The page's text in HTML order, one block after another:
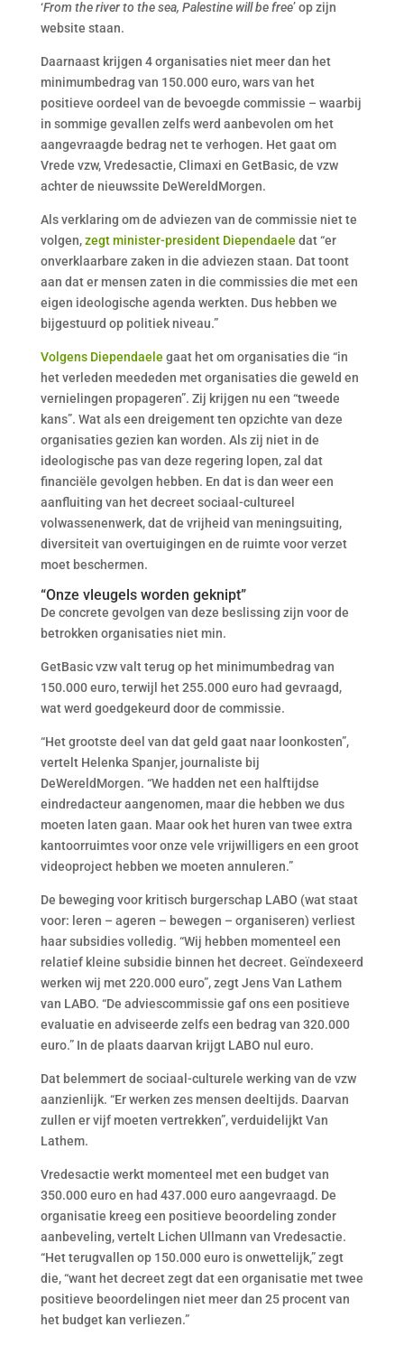
‘From the river to the sea, Palestine will be free’ op zijn
website staan.
Daarnaast krijgen 4 organisaties niet meer dan het
minimumbedrag van 150.000 euro, wars van het
positieve oordeel van de bevoegde commissie – waarbij
in sommige gevallen zelfs werd aanbevolen om het
aangevraagde bedrag net te verhogen. Het gaat om
Vrede vzw, Vredesactie, Climaxi en GetBasic, de vzw
achter de nieuwssite DeWereldMorgen.
Als verklaring om de adviezen van de commissie niet te
volgen,zegt minister-president Diependaele dat “er
onverklaarbare zaken in die adviezen staan. Dat toont
aan dat er mensen zaten in die commissies die met een
eigen ideologische agenda werkten. Dus hebben we
bijgestuurd op politiek niveau.”
Volgens Diependaele gaat het om organisaties die “in
het verleden meededen met organisaties die geweld en
vernielingen propageren”. Zij krijgen nu een “tweede
kans”. Wat als een dreigement ten opzichte van deze
organisaties gezien kan worden. Als zij niet in de
ideologische pas van deze regering lopen, zal dat
financiële gevolgen hebben. En dat is dan weer een
aanfluiting van het decreet sociaal-cultureel
volwassenenwerk, dat de vrijheid van meningsuiting,
diversiteit van overtuigingen en de ruimte voor verzet
moet beschermen.
“Onze vleugels worden geknipt”
De concrete gevolgen van deze beslissing zijn voor de
betrokken organisaties niet min.
GetBasic vzw valt terug op het minimumbedrag van
150.000 euro, terwijl het 255.000 euro had gevraagd,
wat werd goedgekeurd door de commissie.
“Het grootste deel van dat geld gaat naar loonkosten”,
vertelt Helenka Spanjer, journaliste bij
DeWereldMorgen. “We hadden net een halftijdse
eindredacteur aangenomen, maar die hebben we dus
moeten laten gaan. Maar ook het huren van twee extra
kantoorruimtes voor onze vele vrijwilligers en een groot
videoproject hebben we moeten annuleren.”
De beweging voor kritisch burgerschap LABO (wat staat
voor: leren – ageren – bewegen – organiseren) verliest
haar subsidies volledig. “Wij hebben momenteel een
relatief kleine subsidie binnen het decreet. Geïndexeerd
werken wij met 220.000 euro”, zegt Jens Van Lathem
van LABO. “De adviescommissie gaf ons een positieve
evaluatie en adviseerde zelfs een bedrag van 320.000
euro.” In de plaats daarvan krijgt LABO nul euro.
Dat belemmert de sociaal-culturele werking van de vzw
aanzienlijk. “Er werken zes mensen deeltijds. Daarvan
zullen er vijf moeten vertrekken”, verduidelijkt Van
Lathem.
Vredesactie werkt momenteel met een budget van
350.000 euro en had 437.000 euro aangevraagd. De
organisatie kreeg een positieve beoordeling zonder
aanbeveling, vertelt Lichen Ullmann van Vredesactie.
“Het terugvallen op 150.000 euro is onwettelijk,” zegt
die, “want het decreet zegt dat een organisatie met twee
positieve beoordelingen niet meer dan 25 procent van
het budget kan verliezen.”